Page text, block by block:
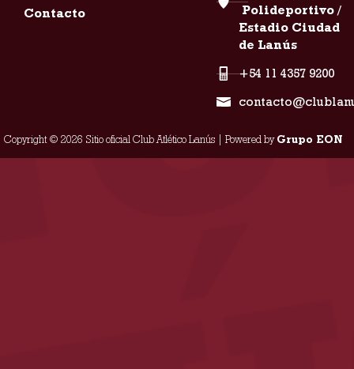
Contacto
Polideportivo /
Estadio Ciudad
de Lanús
+54 11 4357 9200
Copyright © 2026 Sitio oficial Club Atlético Lanús | Powered byGrupo EON